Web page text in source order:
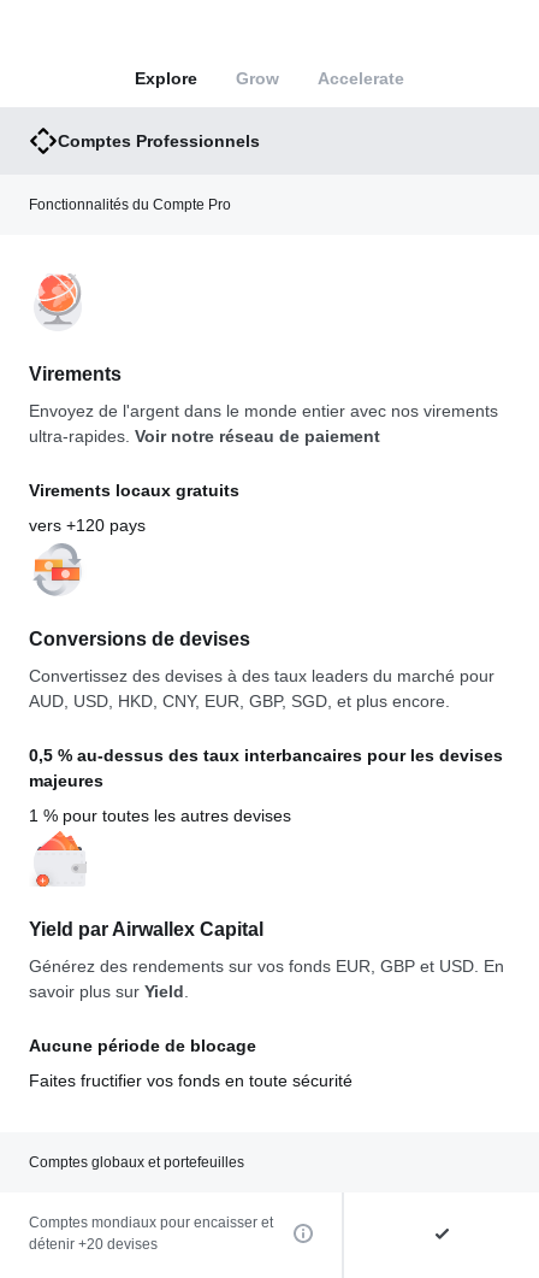
Explore Grow Accelerate
Comptes Professionnels
Fonctionnalités du Compte Pro
Virements
Envoyez de l'argent dans le monde entier avec nos virements
ultra-rapides. Voir notre réseau de paiement
Virements locaux gratuits
vers +120 pays
Conversions de devises
Convertissez des devises à des taux leaders du marché pour
AUD, USD, HKD, CNY, EUR, GBP, SGD, et plus encore.
0,5 % au-dessus des taux interbancaires pour les devises
majeures
1 % pour toutes les autres devises
Yield par Airwallex Capital
Générez des rendements sur vos fonds EUR, GBP et USD. En
savoir plus sur Yield
Aucune période de blocage
Faites fructifier vos fonds en toute sécurité
Comptes globaux et portefeuilles
Comptes mondiaux pour encaisser et
détenir +20 devises